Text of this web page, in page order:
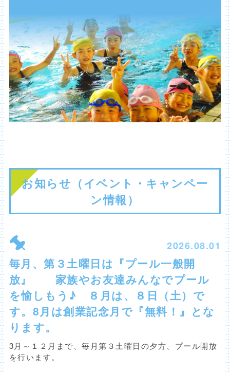
お知らせ（イベント・キャンペー
ン情報）
2026.08.01
毎月、第３土曜日は『プール一般開
放』 家族やお友達みんなでプール
を愉しもう♪ ８月は、８日（土）で
す。8月は創業記念月で『無料！』とな
ります。
3月～１２月まで、毎月第３土曜日の夕方、プール開放
を行います。